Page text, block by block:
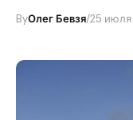
ByОлег Бевзя/25 июля